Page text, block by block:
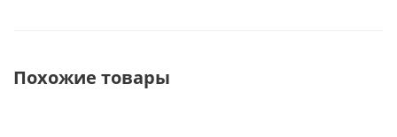
Похожие товары